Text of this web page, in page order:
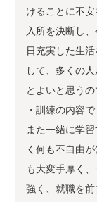
けることに不
入所を決断し
日充実した生
して、多くの
とよいと思う
・訓練の内容
また一緒に学
く何も不自由
も大変手厚く
強く、就職を前